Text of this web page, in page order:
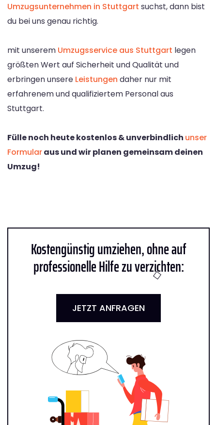
Umzugsunternehmen in Stuttgart suchst, dann bist
du bei uns genau richtig.
mit unserem Umzugsservice aus Stuttgart legen
größten Wert auf Sicherheit und Qualität und
erbringen unsere Leistungen daher nur mit
erfahrenem und qualifiziertem Personal aus
Stuttgart.
Fülle noch heute kostenlos & unverbindlich unser
Formularaus und wir planen gemeinsam deinen
Umzug!
Kostengünstig umziehen, ohne auf
professionelle Hilfe zu verzichten:
JETZT ANFRAGEN